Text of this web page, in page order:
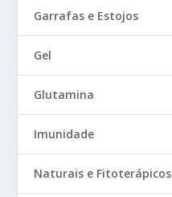
Garrafas e Estojos
Gel
Glutamina
Imunidade
Naturais e Fitoterápicos